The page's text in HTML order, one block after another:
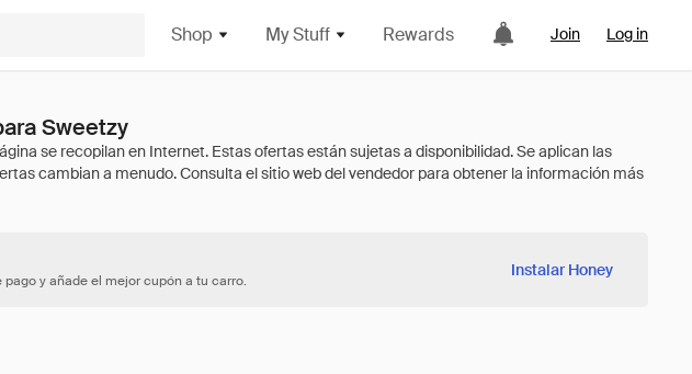
Shop My Stuff Rewards Join Log in
Sweetzy
y añade el mejor cupón a tu carro.
Instalar Honey